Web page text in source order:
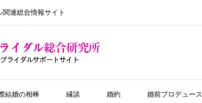
連総合情報サイト
結婚の相棒 縁談 婚約 婚前プロデュース